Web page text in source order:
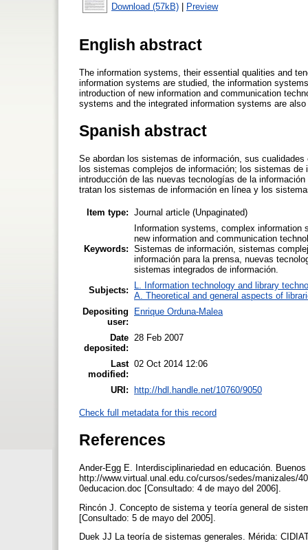
Download (57kB) | Preview
English abstract
The information systems, their essential qualities and
information systems are studied, the information
introduction of new information and communication
systems and the integrated information systems are
Spanish abstract
Se abordan los sistemas de información, sus
los sistemas complejos de información; los sistemas
introducción de las nuevas tecnologías de la
tratan los sistemas de información en línea y los
Item type: Journal article (Unpaginated)
Keywords:
Information systems, complex
new information and communication
Sistemas de información, sistemas
información para la prensa, nuevas
sistemas integrados de información.
Subjects:
L. Information technology and library
A. Theoretical and general aspects of
Depositing
user:
Enrique Orduna-Malea
Date
deposited:
28 Feb 2007
Last
modified:
02 Oct 2014 12:06
URI: http://hdl.handle.net/10760/9050
Check full metadata for this record
References
Ander-Egg E. Interdisciplinariedad en educación.
http://www.virtual.unal.edu.co/cursos/sedes/manizales/
0educacion.doc [Consultado: 4 de mayo del 2006].
Rincón J. Concepto de sistema y teoría general de
[Consultado: 5 de mayo del 2005].
Duek JJ La teoría de sistemas generales. Mérida: